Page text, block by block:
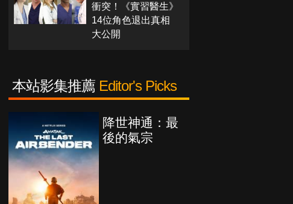
衝突！《實習醫生》
14位角色退出真相
大公開
本站影集推薦 Editor's Picks
降世神通：最
後的氣宗